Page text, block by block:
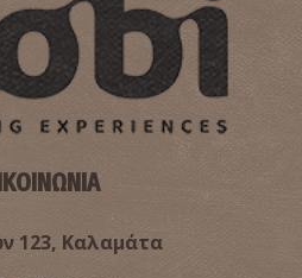
123, Καλαμάτα